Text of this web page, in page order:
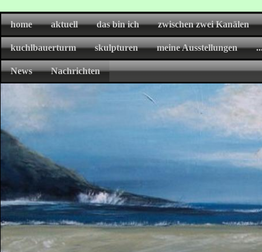
home aktuell das bin ich zwischen zwei Kanälen
kuchlbauerturm skulpturen meine Ausstellungen
News Nachrichten